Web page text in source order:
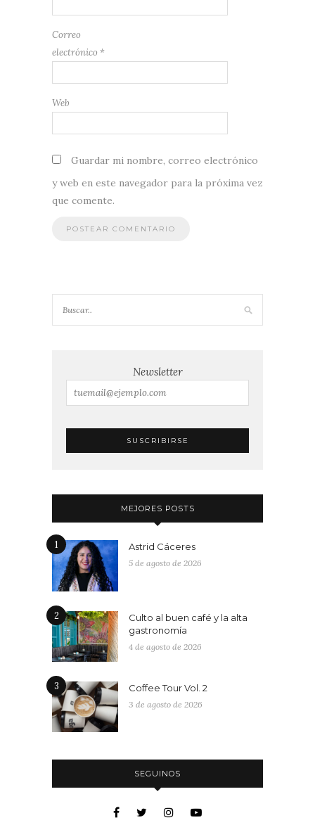
Correo
electrónico *
Web
Guardar mi nombre, correo electrónico
y web en este navegador para la próxima vez
que comente.
Newsletter
MEJORES POSTS
1 Astrid Cáceres
5 de agosto de 2026
2
Culto al buen café y la alta
gastronomía
4 de agosto de 2026
3 Coffee Tour Vol. 2
3 de agosto de 2026
SEGUINOS